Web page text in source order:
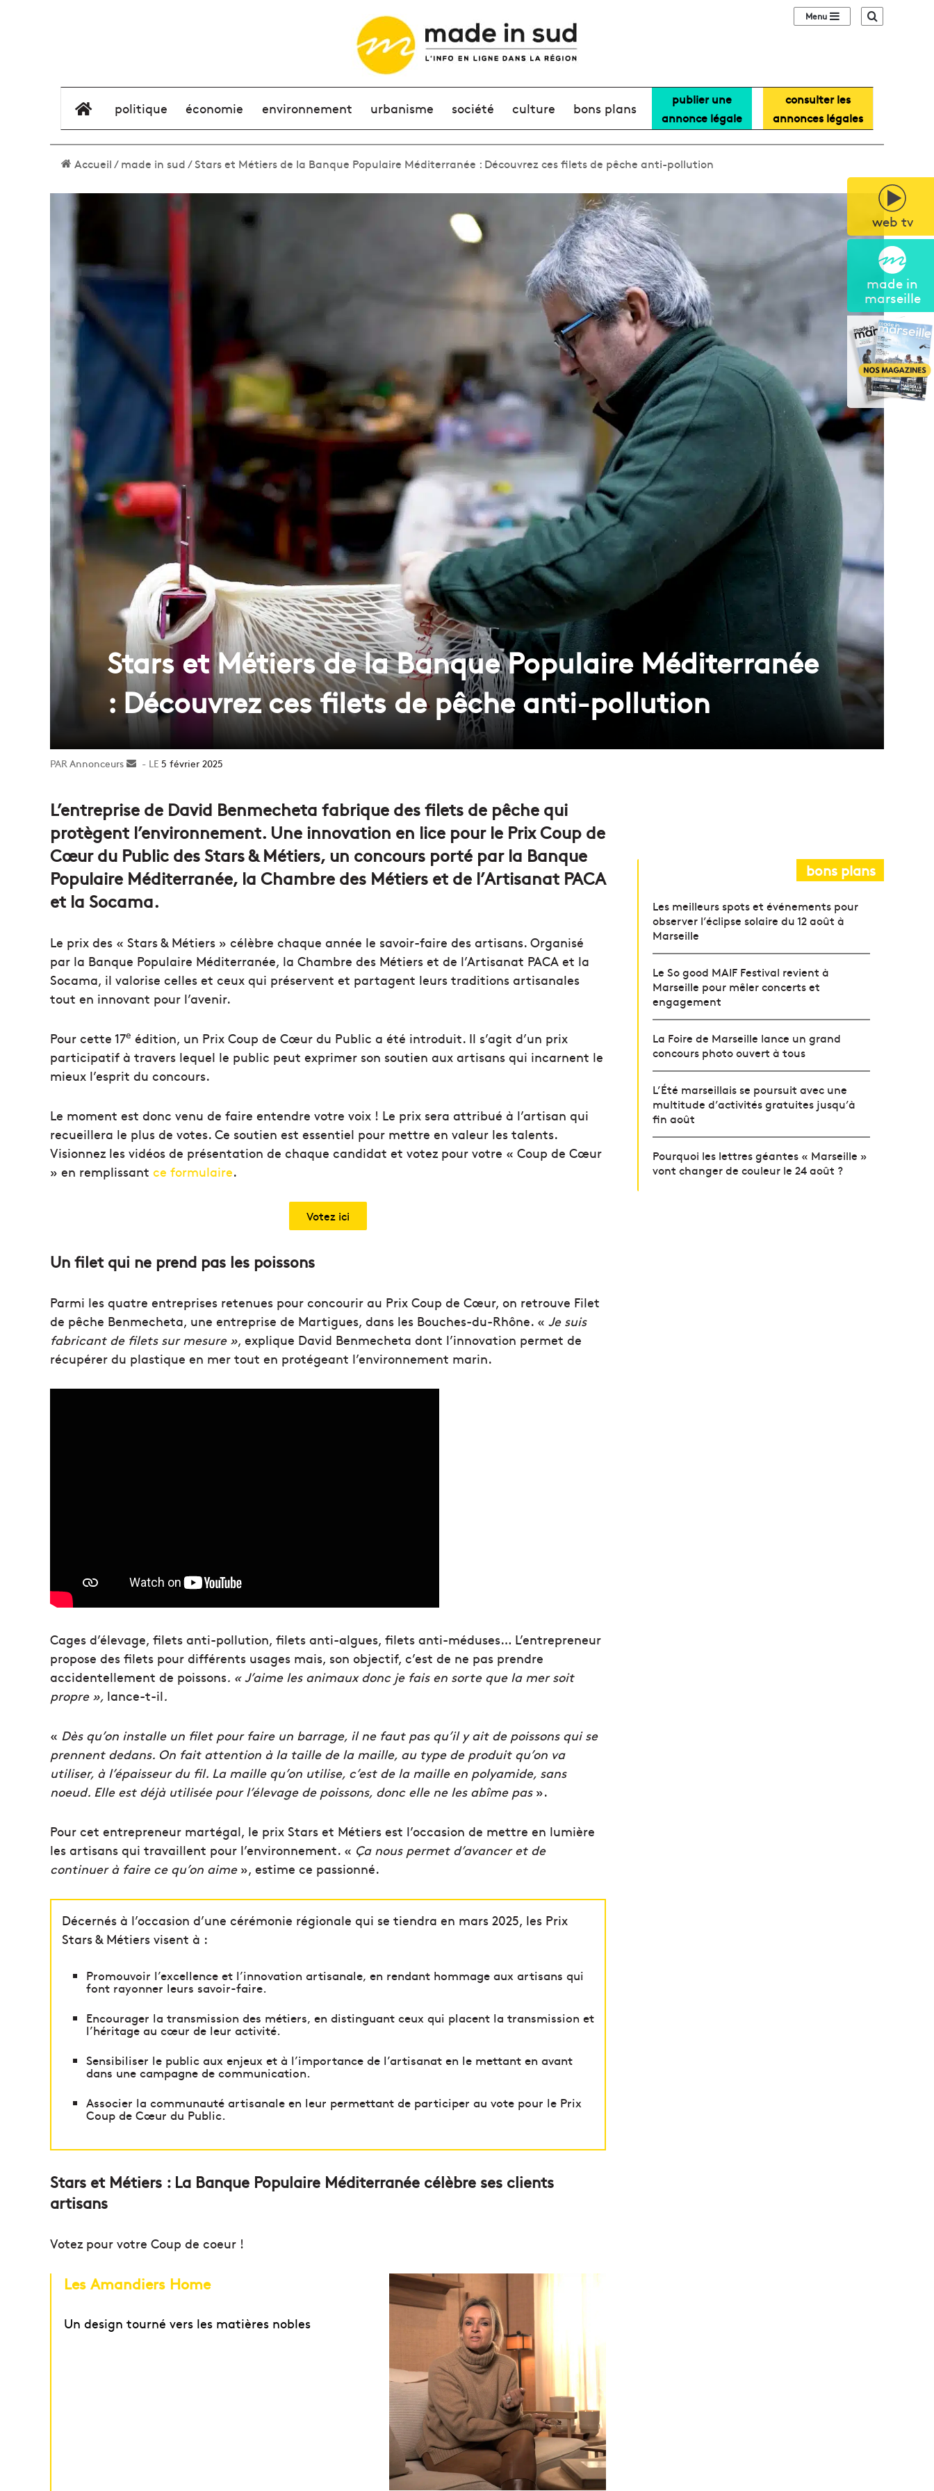
web tv
made in
marseille
Sidebar (barre
élément de menu
politique économie environnement urbanisme société culture bons plans
publier une
annonce légale
consulter les
annonces légales
Accueil/made in sud/Stars et Métiers de la Banque Populaire Méditerranée : Découvrez ces filets de pêche anti-pollution
Stars et Métiers de la Banque Populaire Méditerranée
: Découvrez ces filets de pêche anti-pollution
Annonceurs
Envoyer5 février 2025
L’entreprise de David Benmecheta fabrique des filets de pêche qui
protègent l’environnement. Une innovation en lice pour le Prix Coup de
Cœur du Public des Stars & Métiers, un concours porté par la Banque
Populaire Méditerranée, la Chambre des Métiers et de l’Artisanat PACA
et la Socama.
Le prix des « Stars & Métiers » célèbre chaque année le savoir-faire des artisans. Organisé
par la Banque Populaire Méditerranée, la Chambre des Métiers et de l’Artisanat PACA et la
Socama, il valorise celles et ceux qui préservent et partagent leurs traditions artisanales
tout en innovant pour l’avenir.
Pour cette 17e édition, un Prix Coup de Cœur du Public a été introduit. Il s’agit d’un prix
participatif à travers lequel le public peut exprimer son soutien aux artisans qui incarnent le
mieux l’esprit du concours.
Le moment est donc venu de faire entendre votre voix ! Le prix sera attribué à l’artisan qui
recueillera le plus de votes. Ce soutien est essentiel pour mettre en valeur les talents.
Visionnez les vidéos de présentation de chaque candidat et votez pour votre « Coup de Cœur
» en remplissant ce formulaire.
Votez ici
Un filet qui ne prend pas les poissons
Parmi les quatre entreprises retenues pour concourir au Prix Coup de Cœur, on retrouve Filet
de pêche Benmecheta, une entreprise de Martigues, dans les Bouches-du-Rhône. « Je suis
fabricant de filets sur mesure », explique David Benmecheta dont l’innovation permet de
récupérer du plastique en mer tout en protégeant l’environnement marin.
Cages d’élevage, filets anti-pollution, filets anti-algues, filets anti-méduses… L’entrepreneur
propose des filets pour différents usages mais, son objectif, c’est de ne pas prendre
accidentellement de poissons. « J’aime les animaux donc je fais en sorte que la mer soit
propre », lance-t-il.
« Dès qu’on installe un filet pour faire un barrage, il ne faut pas qu’il y ait de poissons qui se
prennent dedans. On fait attention à la taille de la maille, au type de produit qu’on va
utiliser, à l’épaisseur du fil. La maille qu’on utilise, c’est de la maille en polyamide, sans
noeud. Elle est déjà utilisée pour l’élevage de poissons, donc elle ne les abîme pas».
Pour cet entrepreneur martégal, le prix Stars et Métiers est l’occasion de mettre en lumière
les artisans qui travaillent pour l’environnement. « Ça nous permet d’avancer et de
continuer à faire ce qu’on aime», estime ce passionné.
Décernés à l’occasion d’une cérémonie régionale qui se tiendra en mars 2025, les Prix
Stars & Métiers visent à :
Promouvoir l’excellence et l’innovation artisanale, en rendant hommage aux artisans qui
font rayonner leurs savoir-faire.
Encourager la transmission des métiers, en distinguant ceux qui placent la transmission et
l’héritage au cœur de leur activité.
Sensibiliser le public aux enjeux et à l’importance de l’artisanat en le mettant en avant
dans une campagne de communication.
Associer la communauté artisanale en leur permettant de participer au vote pour le Prix
Coup de Cœur du Public.
Stars et Métiers : La Banque Populaire Méditerranée célèbre ses clients
artisans
Votez pour votre Coup de coeur !
Les Amandiers Home
Un design tourné vers les matières nobles
bons plans
Les meilleurs spots et événements pour
observer l’éclipse solaire du 12 août à
Marseille
Le So good MAIF Festival revient à
Marseille pour mêler concerts et
engagement
La Foire de Marseille lance un grand
concours photo ouvert à tous
L’Été marseillais se poursuit avec une
multitude d’activités gratuites jusqu’à
fin août
Pourquoi les lettres géantes « Marseille »
vont changer de couleur le 24 août ?